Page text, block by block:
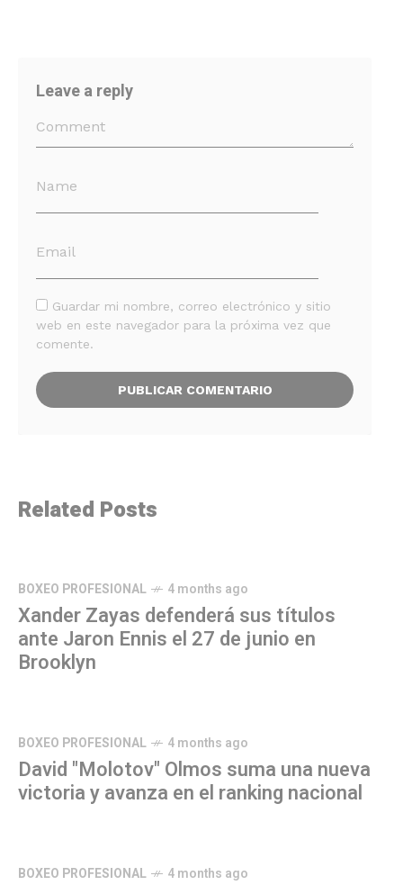
Leave a reply
Guardar mi nombre, correo electrónico y sitio
web en este navegador para la próxima vez que
comente.
Related Posts
BOXEO PROFESIONAL 4 months ago
Xander Zayas defenderá sus títulos
ante Jaron Ennis el 27 de junio en
Brooklyn
BOXEO PROFESIONAL 4 months ago
David "Molotov" Olmos suma una nueva
victoria y avanza en el ranking nacional
BOXEO PROFESIONAL 4 months ago